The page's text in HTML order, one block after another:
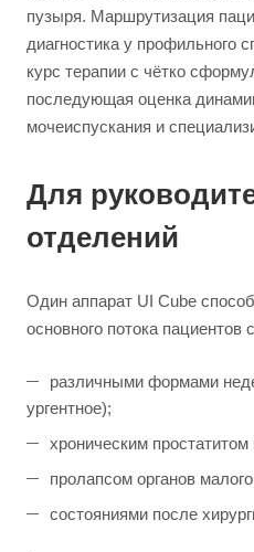
пузыря. Маршрутизация
диагностика у профильного
курс терапии с чётко
последующая оценка
мочеиспускания и
Для
отделений
Один аппарат UI Cube
основного потока пациентов
различными формами
ургентное);
хроническим
пролапсом органов
состояниями после